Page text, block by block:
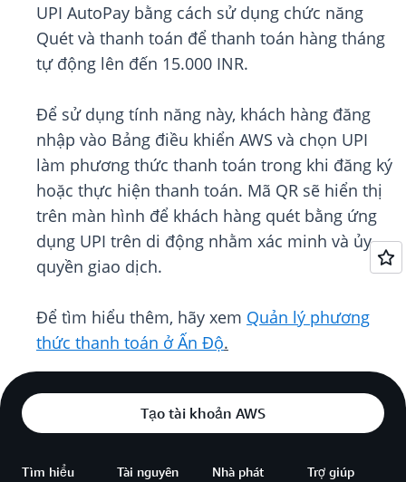
UPI AutoPay bằng cách sử dụng chức năng
Quét và thanh toán để thanh toán hàng tháng
tự động lên đến 15.000 INR.
Để sử dụng tính năng này, khách hàng đăng
nhập vào Bảng điều khiển AWS và chọn UPI
làm phương thức thanh toán trong khi đăng ký
hoặc thực hiện thanh toán. Mã QR sẽ hiển thị
trên màn hình để khách hàng quét bằng ứng
dụng UPI trên di động nhằm xác minh và ủy
quyền giao dịch.
Để tìm hiểu thêm, hãy xem Quản lý phương
thức thanh toán ở Ấn Độ.
Tạo tài khoản AWS
Tìm hiểu Tài nguyên
Nhà phát
Trợ giúp